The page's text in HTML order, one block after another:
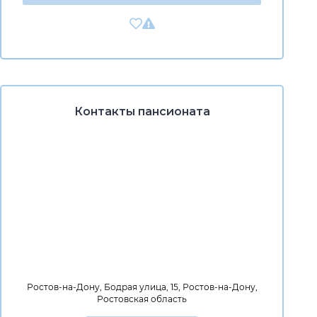
Контакты пансионата
Ростов-на-Дону, Бодрая улица, 15, Ростов-на-Дону,
Ростовская область